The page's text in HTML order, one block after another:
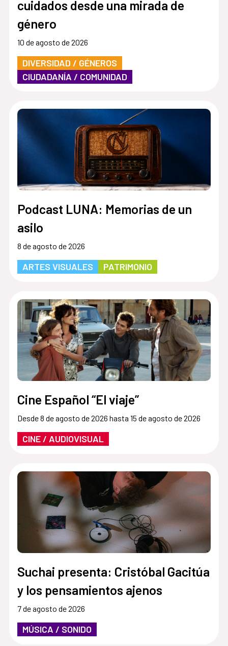
cuidados desde una mirada de
género
10 de agosto de 2026
DIVERSIDAD / GÉNEROS
CIUDADANÍA / COMUNIDAD
Podcast LUNA: Memorias de un
asilo
8 de agosto de 2026
ARTES VISUALES PATRIMONIO
Cine Español “El viaje”
Desde 8 de agosto de 2026 hasta 15 de agosto de 2026
CINE / AUDIOVISUAL
Suchai presenta: Cristóbal Gacitúa
y los pensamientos ajenos
7 de agosto de 2026
MÚSICA / SONIDO